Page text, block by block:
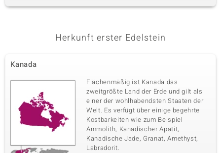
Herkunft erster Edelstein
Kanada
Flächenmäßig ist Kanada das
zweitgrößte Land der Erde und gilt als
einer der wohlhabendsten Staaten der
Welt. Es verfügt über einige begehrte
Kostbarkeiten wie zum Beispiel
Ammolith, Kanadischer Apatit,
Kanadische Jade, Granat, Amethyst,
Labradorit.